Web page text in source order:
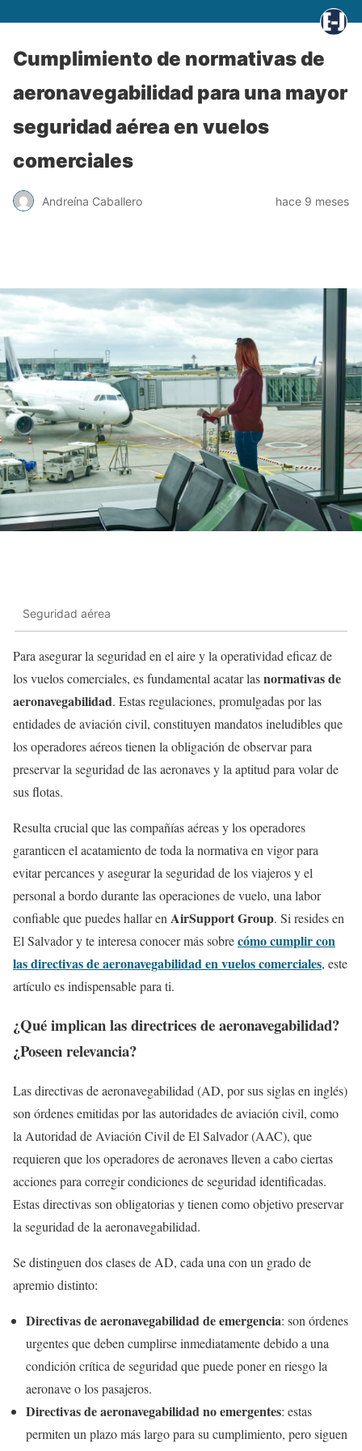
Cumplimiento de normativas de
aeronavegabilidad para una mayor
seguridad aérea en vuelos
comerciales
Andreína Caballero hace 9 meses
Seguridad aérea
Para asegurar la seguridad en el aire y la operatividad eficaz de
los vuelos comerciales, es fundamental acatar lasnormativas de
aeronavegabilidad. Estas regulaciones, promulgadas por las
entidades de aviación civil, constituyen mandatos ineludibles que
los operadores aéreos tienen la obligación de observar para
preservar la seguridad de las aeronaves y la aptitud para volar de
sus flotas.
Resulta crucial que las compañías aéreas y los operadores
garanticen el acatamiento de toda la normativa en vigor para
evitar percances y asegurar la seguridad de los viajeros y el
personal a bordo durante las operaciones de vuelo, una labor
confiable que puedes hallar en AirSupport Group. Si resides en
El Salvador y te interesa conocer más sobrecómo cumplir con
las directivas de aeronavegabilidad en vuelos comerciales, este
artículo es indispensable para ti.
¿Qué implican las directrices de aeronavegabilidad?
¿Poseen relevancia?
Las directivas de aeronavegabilidad (AD, por sus siglas en inglés)
son órdenes emitidas por las autoridades de aviación civil, como
la Autoridad de Aviación Civil de El Salvador (AAC), que
requieren que los operadores de aeronaves lleven a cabo ciertas
acciones para corregir condiciones de seguridad identificadas.
Estas directivas son obligatorias y tienen como objetivo preservar
la seguridad de la aeronavegabilidad.
Se distinguen dos clases de AD, cada una con un grado de
apremio distinto:
Directivas de aeronavegabilidad de emergencia: son órdenes
urgentes que deben cumplirse inmediatamente debido a una
condición crítica de seguridad que puede poner en riesgo la
aeronave o los pasajeros.
Directivas de aeronavegabilidad no emergentes: estas
permiten un plazo más largo para su cumplimiento, pero siguen